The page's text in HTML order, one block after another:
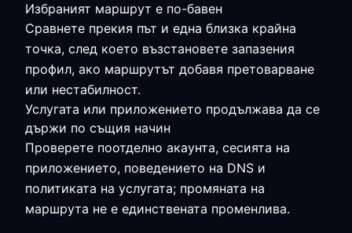
Избраният маршрут е по-бавен
Сравнете прекия път и една близка крайна
точка, след което възстановете запазения
профил, ако маршрутът добавя претоварване
или нестабилност.
Услугата или приложението продължава да се
държи по същия начин
Проверете поотделно акаунта, сесията на
приложението, поведението на DNS и
политиката на услугата; промяната на
маршрута не е единствената променлива.